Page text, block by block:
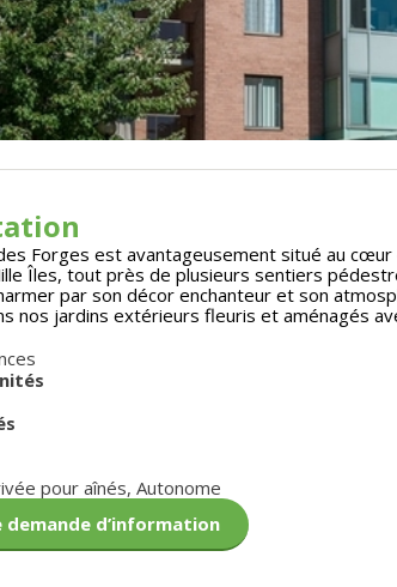
Forges est avantageusement situé au
Îles, tout près de plusieurs sentiers
par son décor enchanteur et son
nos jardins extérieurs fleuris et aménagés
pour aînés, Autonome
demande d’information